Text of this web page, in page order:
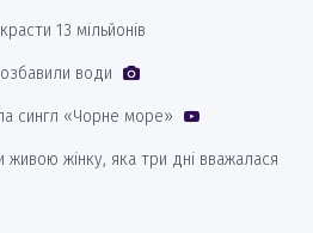
13 мільйонів
води
сингл «Чорне море»
живою жінку, яка три дні вважалася